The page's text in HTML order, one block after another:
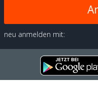
neu anmelden mit: